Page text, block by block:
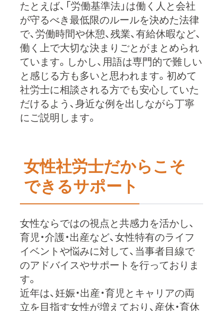
たとえば、「労働基準法」は働く人と会社
が守るべき最低限のルールを決めた法律
で、労働時間や休憩、残業、有給休暇など、
働く上で大切な決まりごとがまとめられ
ています。しかし、用語は専門的で難しい
と感じる方も多いと思われます。初めて
社労士に相談される方でも安心していた
だけるよう、身近な例を出しながら丁寧
にご説明します。
女性社労士だからこそ
できるサポート
女性ならではの視点と共感力を活かし、
育児・介護・出産など、女性特有のライフ
イベントや悩みに対して、当事者目線で
のアドバイスやサポートを行っておりま
す。
近年は、妊娠・出産・育児とキャリアの両
立を目指す女性が増えており、産休・育休